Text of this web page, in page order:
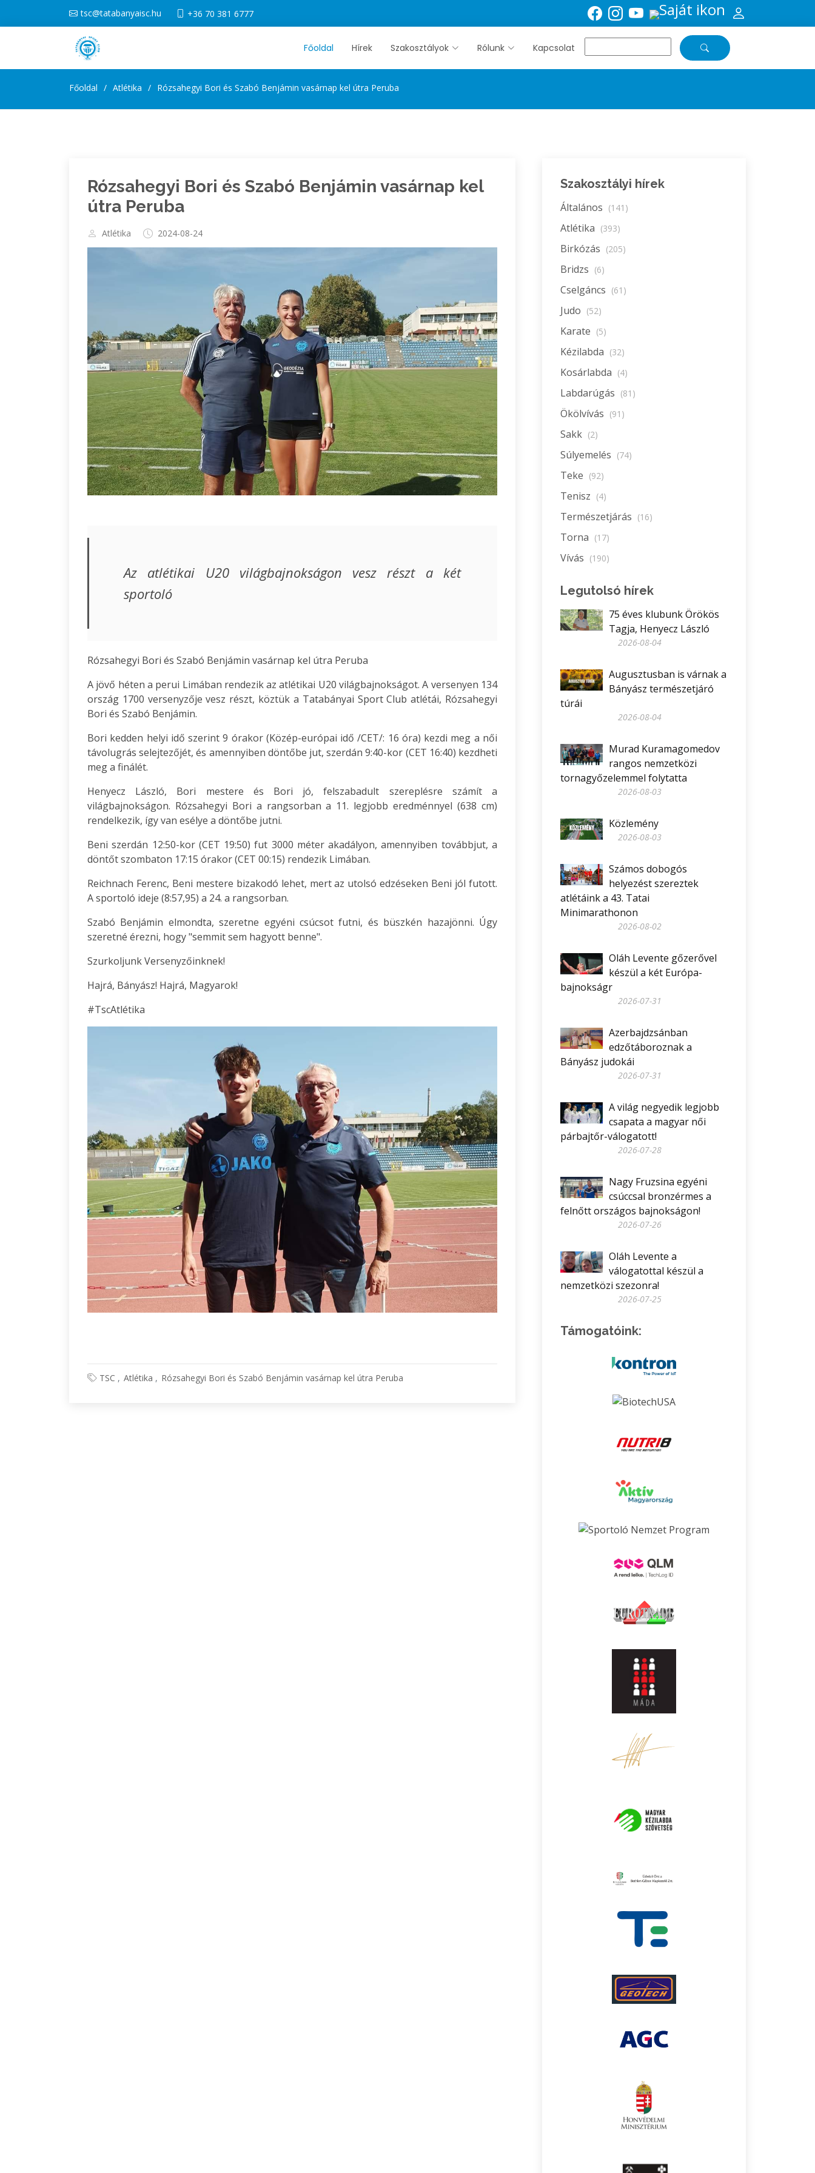
tsc@tatabanyaisc.hu +36 70 381 6777
Főoldal Hírek Szakosztályok Rólunk Kapcsolat
Főoldal Atlétika Rózsahegyi Bori és Szabó Benjámin vasárnap kel útra Peruba
Rózsahegyi Bori és Szabó Benjámin vasárnap kel
útra Peruba
Atlétika 2024-08-24
Az atlétikai U20 világbajnokságon vesz részt a két
sportoló
Rózsahegyi Bori és Szabó Benjámin vasárnap kel útra Peruba
A jövő héten a perui Limában rendezik az atlétikai U20 világbajnokságot. A versenyen 134
ország 1700 versenyzője vesz részt, köztük a Tatabányai Sport Club atlétái, Rózsahegyi
Bori és Szabó Benjámin.
Bori kedden helyi idő szerint 9 órakor (Közép-európai idő /CET/: 16 óra) kezdi meg a női
távolugrás selejtezőjét, és amennyiben döntőbe jut, szerdán 9:40-kor (CET 16:40) kezdheti
meg a finálét.
Henyecz László, Bori mestere és Bori jó, felszabadult szereplésre számít a
világbajnokságon. Rózsahegyi Bori a rangsorban a 11. legjobb eredménnyel (638 cm)
rendelkezik, így van esélye a döntőbe jutni.
Beni szerdán 12:50-kor (CET 19:50) fut 3000 méter akadályon, amennyiben továbbjut, a
döntőt szombaton 17:15 órakor (CET 00:15) rendezik Limában.
Reichnach Ferenc, Beni mestere bizakodó lehet, mert az utolsó edzéseken Beni jól futott.
A sportoló ideje (8:57,95) a 24. a rangsorban.
Szabó Benjámin elmondta, szeretne egyéni csúcsot futni, és büszkén hazajönni. Úgy
szeretné érezni, hogy "semmit sem hagyott benne".
Szurkoljunk Versenyzőinknek!
Hajrá, Bányász! Hajrá, Magyarok!
#TscAtlétika
TSC Atlétika Rózsahegyi Bori és Szabó Benjámin vasárnap kel útra Peruba
Szakosztályi hírek
Általános (141)
Atlétika (393)
Birkózás (205)
Bridzs (6)
Cselgáncs (61)
Judo (52)
Karate (5)
Kézilabda (32)
Kosárlabda (4)
Labdarúgás (81)
Ökölvívás (91)
Sakk (2)
Súlyemelés (74)
Teke (92)
Tenisz (4)
Természetjárás (16)
Torna (17)
Vívás (190)
Legutolsó hírek
75 éves klubunk Örökös
Tagja, Henyecz László
2026-08-04
Augusztusban is várnak a
Bányász természetjáró
túrái
2026-08-04
Murad Kuramagomedov
rangos nemzetközi
tornagyőzelemmel folytatta
2026-08-03
Közlemény
2026-08-03
Számos dobogós
helyezést szereztek
atlétáink a 43. Tatai
Minimarathonon
2026-08-02
Oláh Levente gőzerővel
készül a két Európa-
bajnokságr
2026-07-31
Azerbajdzsánban
edzőtáboroznak a
Bányász judokái
2026-07-31
A világ negyedik legjobb
csapata a magyar női
párbajtőr-válogatott!
2026-07-28
Nagy Fruzsina egyéni
csúccsal bronzérmes a
felnőtt országos bajnokságon!
2026-07-26
Oláh Levente a
válogatottal készül a
nemzetközi szezonra!
2026-07-25
Támogatóink: